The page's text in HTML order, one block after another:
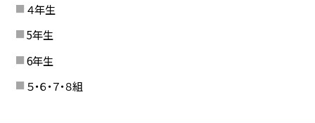
４年生
5年生
6年生
５・６・７・８組